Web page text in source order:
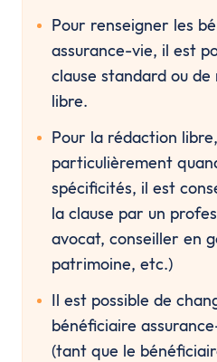
Pour renseigner les
assurance-vie, il est
clause standard ou
libre.
Pour la rédaction
particulièrement
spécificités, il est
la clause par un
avocat, conseiller en
patrimoine, etc.)
Il est possible de
bénéficiaire
(tant que le